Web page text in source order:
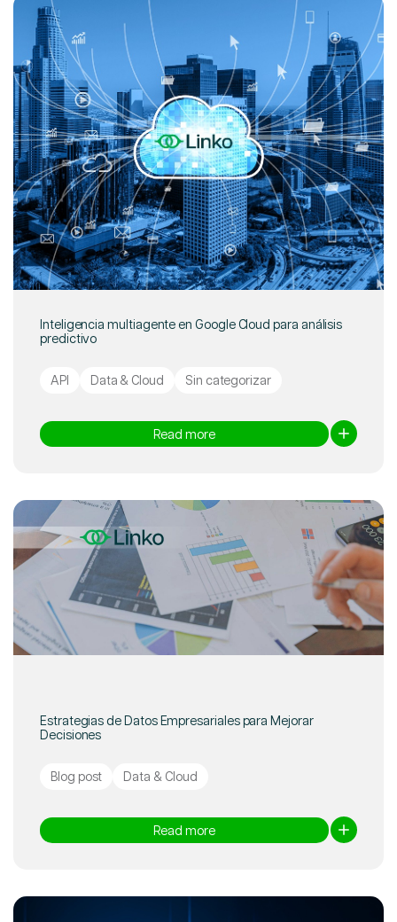
Inteligencia multiagente en Google Cloud para análisis
predictivo
API Data & Cloud Sin categorizar
Read more
Estrategias de Datos Empresariales para Mejorar
Decisiones
Blog post Data & Cloud
Read more